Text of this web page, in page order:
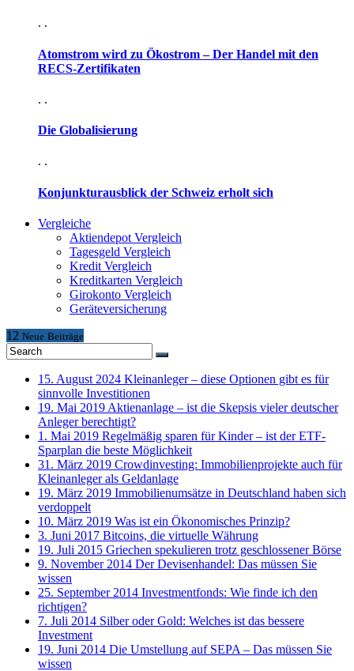
. .
Atomstrom wird zu Ökostrom – Der Handel mit den
RECS-Zertifikaten
. .
Die Globalisierung
. .
Konjunkturausblick der Schweiz erholt sich
Vergleiche
Aktiendepot Vergleich
Tagesgeld Vergleich
Kredit Vergleich
Kreditkarten Vergleich
Girokonto Vergleich
Geräteversicherung
12 Neue Beiträge
15. August 2024 Kleinanleger – diese Optionen gibt es für
sinnvolle Investitionen
19. Mai 2019 Aktienanlage – ist die Skepsis vieler deutscher
Anleger berechtigt?
1. Mai 2019 Regelmäßig sparen für Kinder – ist der ETF-
Sparplan die beste Möglichkeit
31. März 2019 Crowdinvesting: Immobilienprojekte auch für
Kleinanleger als Geldanlage
19. März 2019 Immobilienumsätze in Deutschland haben sich
verdoppelt
10. März 2019 Was ist ein Ökonomisches Prinzip?
3. Juni 2017 Bitcoins, die virtuelle Währung
19. Juli 2015 Griechen spekulieren trotz geschlossener Börse
9. November 2014 Der Devisenhandel: Das müssen Sie
wissen
25. September 2014 Investmentfonds: Wie finde ich den
richtigen?
7. Juli 2014 Silber oder Gold: Welches ist das bessere
Investment
19. Juni 2014 Die Umstellung auf SEPA – Das müssen Sie
wissen